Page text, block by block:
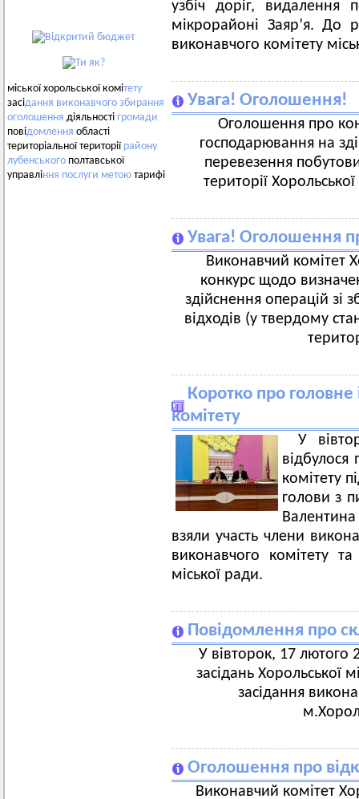
міської хорольської комітету
засідання виконавчого збирання
оголошення діяльності громади
повідомлення області
територіальної території району
лубенського полтавської
управління послуги метою тарифі
узбіч доріг, видалення
мікрорайоні Заяр’я. До
виконавчого комітету
Увага! Оголошення!
Оголошення про
господарювання на
перевезення
території
Увага! Оголошення
Виконавчий комітет
конкурс щодо
здійснення операцій зі
відходів (у твердому
Коротко про головне
комітету
У
відбулося
комітету
голови з
взяли участь члени
виконавчого комітету та
міської ради.
Повідомлення про
У вівторок, 17 лютого
засідань Хорольської
засідання
Оголошення про
Виконавчий комітет